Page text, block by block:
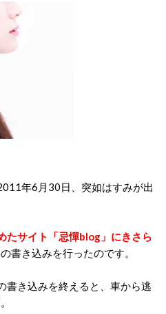
年6月30日、突如はすみが出
たサイト「忌憚blog」にきさら
書き込みを行ったのです。
書き込みを終えると、車から逃